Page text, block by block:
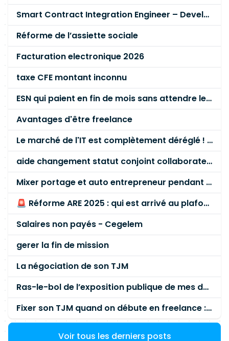
Smart Contract Integration Engineer – Developer Reputation Platform
Réforme de l’assiette sociale
Facturation electronique 2026
taxe CFE montant inconnu
ESN qui paient en fin de mois sans attendre le paiement client ?
Avantages d'être freelance
Le marché de l'IT est complètement déréglé ! STOP à cette mascarade ! Il faut s'unir et résister !
aide changement statut conjoint collaborateur
Mixer portage et auto entrepreneur pendant des années - quel risque ?
🚨 Réforme ARE 2025 : qui est arrivé au plafond des 60 % en gardant son entreprise ?
Salaires non payés - Cegelem
gerer la fin de mission
La négociation de son TJM
Ras-le-bol de l’exposition publique de mes données personnelles liées à mon entreprise
Fixer son TJM quand on débute en freelance : la méthode mathématique (et pas au feeling) 🛑
Voir tous les derniers posts